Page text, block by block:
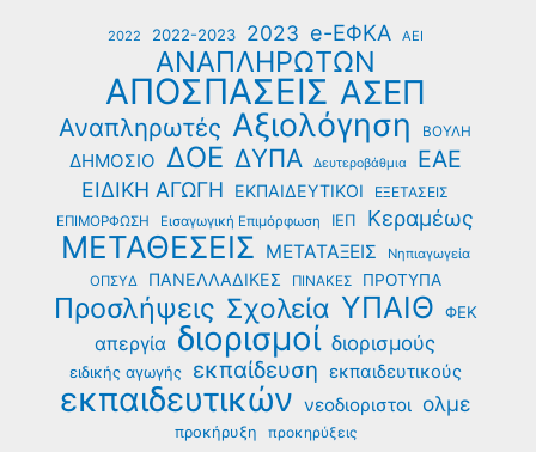
2022 2022-2023 2023 e-ΕΦΚΑ ΑΕΙ
ΑΝΑΠΛΗΡΩΤΩΝ
ΑΠΟΣΠΑΣΕΙΣ ΑΣΕΠ
Αναπληρωτές Αξιολόγηση ΒΟΥΛΗ
ΔΗΜΟΣΙΟ ΔΟΕ ΔΥΠΑ Δευτεροβάθμια ΕΑΕ
ΕΙΔΙΚΗ ΑΓΩΓΗ ΕΚΠΑΙΔΕΥΤΙΚΟΙ ΕΞΕΤΑΣΕΙΣ
ΕΠΙΜΟΡΦΩΣΗ Εισαγωγική Επιμόρφωση ΙΕΠ Κεραμέως
ΜΕΤΑΘΕΣΕΙΣ ΜΕΤΑΤΑΞΕΙΣ
Νηπιαγωγεία
ΟΠΣΥΔ
ΠΑΝΕΛΛΑΔΙΚΕΣ ΠΙΝΑΚΕΣ ΠΡΟΤΥΠΑ
Προσλήψεις Σχολεία ΥΠΑΙΘ ΦΕΚ
απεργία διορισμοί διορισμούς
ειδικής αγωγής εκπαίδευση εκπαιδευτικούς
εκπαιδευτικών νεοδιοριστοι ολμε
προκήρυξη προκηρύξεις